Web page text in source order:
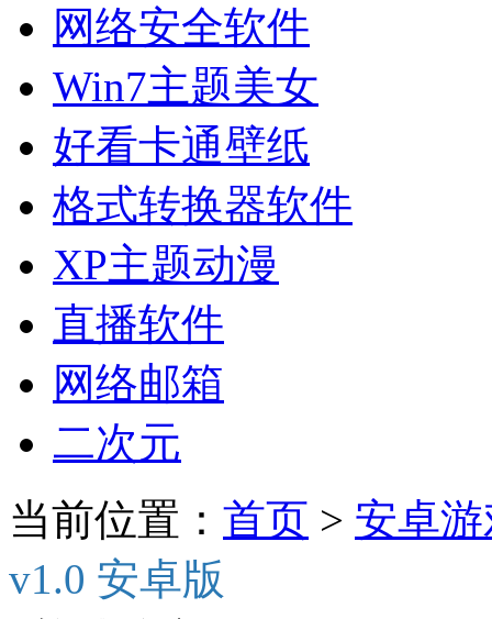
网络安全软件
Win7主题美女
好看卡通壁纸
格式转换器软件
XP主题动漫
直播软件
网络邮箱
二次元
当前位置： 首页 > 安卓
v1.0 安卓版